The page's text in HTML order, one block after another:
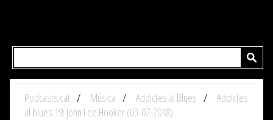
Podcasts.cat Música Addictes al Blues
Addictes
al blues 19: John Lee Hooker (03-07-2018)